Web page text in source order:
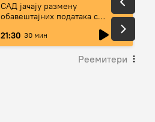
САД јачају размену
обавештајних података с
21:30 30 мин live
Реемитери